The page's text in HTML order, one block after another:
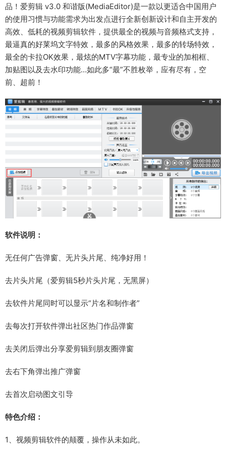
品！爱剪辑 v3.0 和谐版(MediaEditor)是一款以更适合中国用户
的使用习惯与功能需求为出发点进行全新创新设计和自主开发的
高效、低耗的视频剪辑软件，提供最全的视频与音频格式支持，
最逼真的好莱坞文字特效，最多的风格效果，最多的转场特效，
最全的卡拉OK效果，最炫的MTV字幕功能，最专业的加相框、
加贴图以及去水印功能…如此多“最”不胜枚举，应有尽有，空
前、超前！
软件说明：
无任何广告弹窗、无片头片尾、纯净好用！
去片头片尾（爱剪辑5秒片头片尾，无黑屏）
去软件片尾同时可以显示“片名和制作者”
去每次打开软件弹出社区热门作品弹窗
去关闭后弹出分享爱剪辑到朋友圈弹窗
去右下角弹出推广弹窗
去首次启动图文引导
特色介绍：
1、视频剪辑软件的颠覆，操作从未如此。